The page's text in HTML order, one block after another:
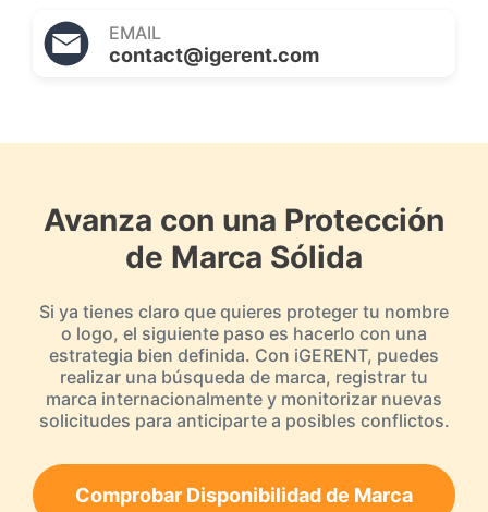
EMAIL
contact@igerent.com
Avanza con una Protección
de Marca Sólida
Si ya tienes claro que quieres proteger tu nombre
o logo, el siguiente paso es hacerlo con una
estrategia bien definida. Con iGERENT, puedes
realizar una búsqueda de marca, registrar tu
marca internacionalmente y monitorizar nuevas
solicitudes para anticiparte a posibles conflictos.
Comprobar Disponibilidad de Marca